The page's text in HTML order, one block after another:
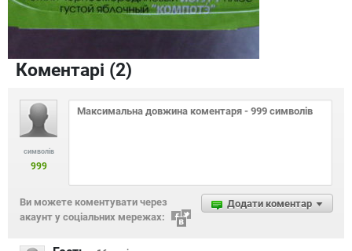
Коментарі (2)
символів
999
Додати коментар
Ви можете коментувати через
акаунт у соціальних мережах: